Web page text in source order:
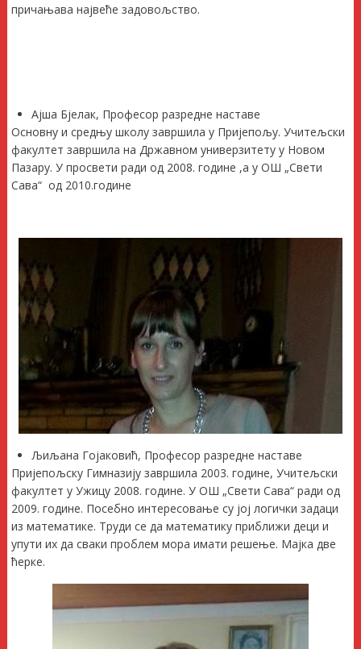
причањава највеће задовољство.
Ајша Бјелак, Професор разредне наставе
Основну и средњу школу завршила у Пријепољу. Учитељски
факултет завршила на Државном универзитету у Новом
Пазару. У просвети ради од 2008. године ,а у ОШ „Свети
Сава“ од 2010.године
Љиљана Гојаковић, Професор разредне наставе
Пријепољску Гимназију завршила 2003. године, Учитељски
факултет у Ужицу 2008. године. У ОШ „Свети Сава“ ради од
2009. године. Посебно интересовање су јој логички задаци
из математике. Труди се да математику приближи деци и
упути их да сваки проблем мора имати решење. Мајка две
ћерке.